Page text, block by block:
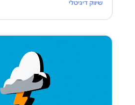
שיווק דיגיטלי